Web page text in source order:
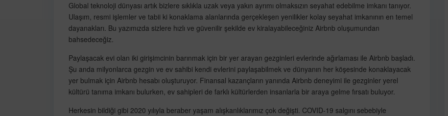
Global teknoloji dünyası artık bizlere sıklıkla uzak veya yakın ayrımı olmaksızın seyahat edebilme imkanı tanıyor.
Ulaşım, resmi işlemler ve tabii ki konaklama alanlarında gerçekleşen yenilikler kolay seyahat imkanının en temel
dayanakları. Bu yazımızda sizlere hızlı ve güvenilir şekilde ev kiralayabileceğiniz Airbnb oluşumundan
bahsedeceğiz.
Paylaşacak evi olan iki girişimcinin barınmak için bir yer arayan gezginleri evlerinde ağırlaması ile Airbnb başladı.
Şu anda milyonlarca gezgin ve ev sahibi kendi evlerini paylaşabilmek ve dünyanın her köşesinde konaklayacak
yer bulmak için Airbnb hesabı oluşturuyor. Finansal kazançların yanında Airbnb deneyimi ile gezginler yerel
kültürü tanıma imkanı bulurken, ev sahipleri de farklı kültürlerden insanlarla bir araya gelme fırsatı buluyor.
Herkesin bildiği gibi 2020 yılıyla beraber yaşam alışkanlıklarımız çok değişti. COVID-19 salgını sebebiyle